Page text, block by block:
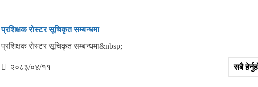
प्रशिक्षक रोस्टर सूचिकृत सम्बन्धमा
प्रशिक्षक रोस्टर सूचिकृत सम्बन्धमा&nbsp;
२०८३/०४/११ सबै